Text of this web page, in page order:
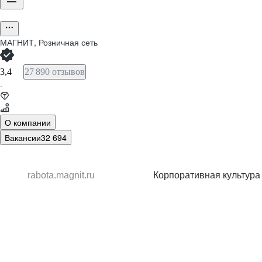
МАГНИТ, Розничная сеть
3,4 27 890 отзывов
·
О компании
Вакансии32 694
Корпоративная культура
rabota.magnit.ru